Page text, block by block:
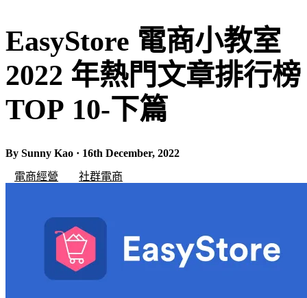
EasyStore 電商小教室
2022 年熱門文章排行榜
TOP 10-下篇
By Sunny Kao · 16th December, 2022
電商經營
社群電商